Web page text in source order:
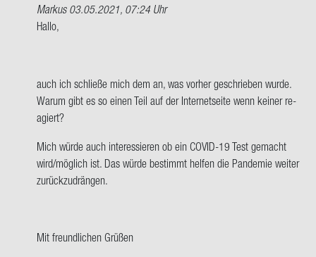
Markus03.05.2021, 07:24 Uhr
Ant­
Hallo,
auch
ich
schlie­
ße…
von
Peter
Hallo,
auch ich schlie­ße mich dem an, was vor­her ge­schrie­ben wurde.
Warum gibt es so einen Teil auf der In­ter­net­sei­te wenn kei­ner re­
agiert?
Mich würde auch in­ter­es­sie­ren ob ein COVID-​19 Test ge­macht
wird/mög­lich ist. Das würde be­stimmt hel­fen die Pan­de­mie wei­ter
zu­rück­zu­drän­gen.
Mit freund­li­chen Grü­ßen